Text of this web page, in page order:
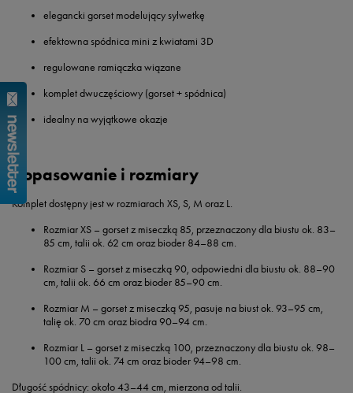
elegancki gorset modelujący sylwetkę
efektowna spódnica mini z kwiatami 3D
regulowane ramiączka wiązane
komplet dwuczęściowy (gorset + spódnica)
idealny na wyjątkowe okazje
Dopasowanie i rozmiary
Komplet dostępny jest w rozmiarach XS, S, M oraz L.
Rozmiar XS – gorset z miseczką 85, przeznaczony dla biustu ok. 83–
85 cm, talii ok. 62 cm oraz bioder 84–88 cm.
Rozmiar S – gorset z miseczką 90, odpowiedni dla biustu ok. 88–90
cm, talii ok. 66 cm oraz bioder 85–90 cm.
Rozmiar M – gorset z miseczką 95, pasuje na biustok. 93–95 cm,
talię ok. 70 cm oraz biodra 90–94 cm.
Rozmiar L – gorset z miseczką 100, przeznaczony dla biustu ok. 98–
100 cm, talii ok. 74 cm oraz bioder 94–98 cm.
Długość spódnicy: około43–44 cm, mierzona od talii.